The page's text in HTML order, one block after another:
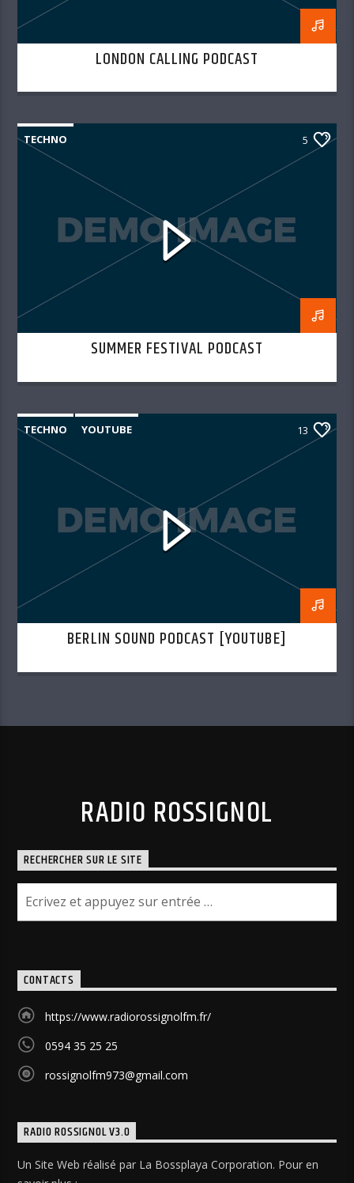
LONDON CALLING PODCAST
TECHNO 5
SUMMER FESTIVAL PODCAST
TECHNO YOUTUBE 13
BERLIN SOUND PODCAST [YOUTUBE]
RADIO ROSSIGNOL
RECHERCHER SUR LE SITE
CONTACTS
https://www.radiorossignolfm.fr/
0594 35 25 25
rossignolfm973@gmail.com
RADIO ROSSIGNOL V3.0
Un Site Web réalisé par La Bossplaya Corporation. Pour en